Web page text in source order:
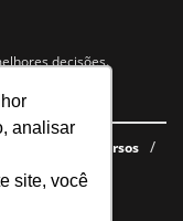
analisar
site, você
decisões.
gratuitos
Cursos